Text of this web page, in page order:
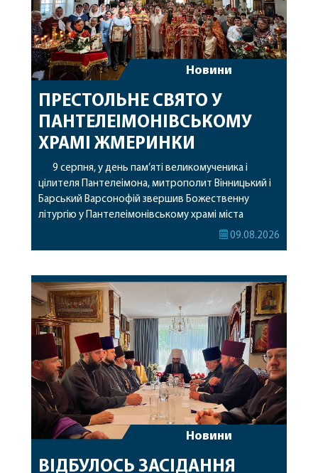
Новини
ПРЕСТОЛЬНЕ СВЯТО У
ПАНТЕЛЕІМОНІВСЬКОМУ
ХРАМІ ЖМЕРИНКИ
9 серпня, у день пам’яті великомученика і
цілителя Пантелеімона, митрополит Вінницький і
Барський Варсонофій звершив Божественну
літургію у Пантелеімонівському храмі міста
Жмеринки. Перед початком богослужіння
часткою її святих мощей. Митрополиту
Варсонофію співслужили секретар єпархії
архімандрит Єнох (Торак), благочинний
Жмеринського округу протоієрей Ярослав
Коромчевський, клірики […]
09.08.2026
Новини
ВІДБУЛОСЬ ЗАСІДАННЯ